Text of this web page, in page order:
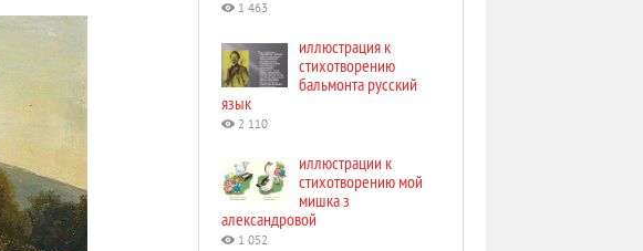
1 463
иллюстрация к
стихотворению
бальмонта русский
язык
2 110
иллюстрации к
стихотворению мой
мишка з
александровой
1 052